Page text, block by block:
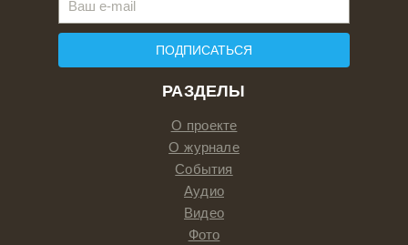
РАЗДЕЛЫ
О проекте
О журнале
События
Аудио
Видео
Фото
ПОДПИСАТЬСЯ